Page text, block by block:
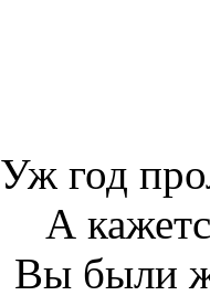
Уж год
А
Вы были